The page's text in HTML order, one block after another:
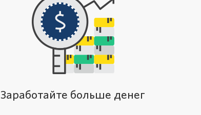
Заработайте больше денег